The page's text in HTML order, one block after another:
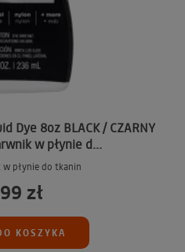
Dye 8oz BLACK / CZARNY
w płynie d...
w płynie do tkanin
zł
KOSZYKA